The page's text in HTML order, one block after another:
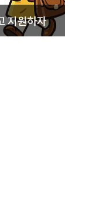
지원하자